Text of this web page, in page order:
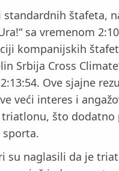
standardnih štafeta,
sa vremenom
kompanijskih
Srbija Cross
Ove sjajne
veći interes i
triatlonu, što dodatno
sporta.
su naglasili da je